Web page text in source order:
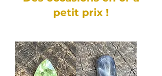
petit prix !